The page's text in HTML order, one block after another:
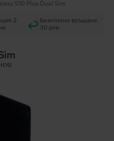
S10 Plus Dual Sim
2
Безплатно връщане
30 дни